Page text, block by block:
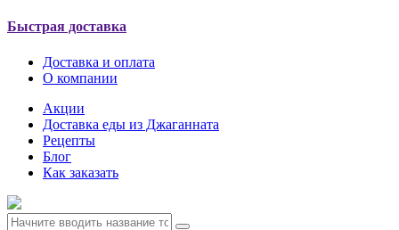
Быстрая доставка
Доставка и оплата
О компании
Акции
Доставка еды из Джаганната
Рецепты
Блог
Как заказать